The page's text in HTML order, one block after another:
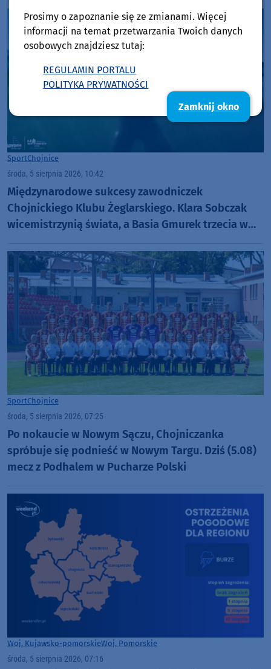
SportChojnice
środa, 5 sierpnia 2026, 10:42
Międzynarodowe sukcesy zawodniczek
Chojnickiego Klubu Żeglarskiego. Klara Sobczak
wicemistrzynią świata, a Basia Gmurek trzecia w
SportChojnice
środa, 5 sierpnia 2026, 07:25
Po nokaucie w Nowym Sączu, Chojniczanka
spróbuje się podnieść w Nowym Targu. Dziś (5.08)
mecz z Podhalem w Pucharze Polski
Woj. Kujawsko-pomorskieWoj. Pomorskie
środa, 5 sierpnia 2026, 07:16
Prosimy o zapoznanie się ze zmianami. Więcej
informacji na temat przetwarzania Twoich danych
osobowych znajdziesz tutaj:
REGULAMIN PORTALU
POLITYKA PRYWATNOŚCI
Zamknij okno